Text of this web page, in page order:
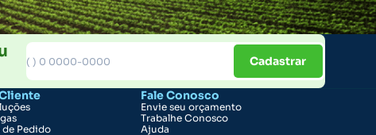
Cadastrar
de Pedido
Fale Conosco
Envie seu orçamento
Trabalhe Conosco
Ajuda